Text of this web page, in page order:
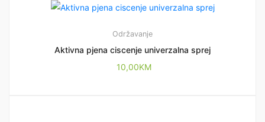
Održavanje
Aktivna pjena ciscenje univerzalna sprej
10,00KM